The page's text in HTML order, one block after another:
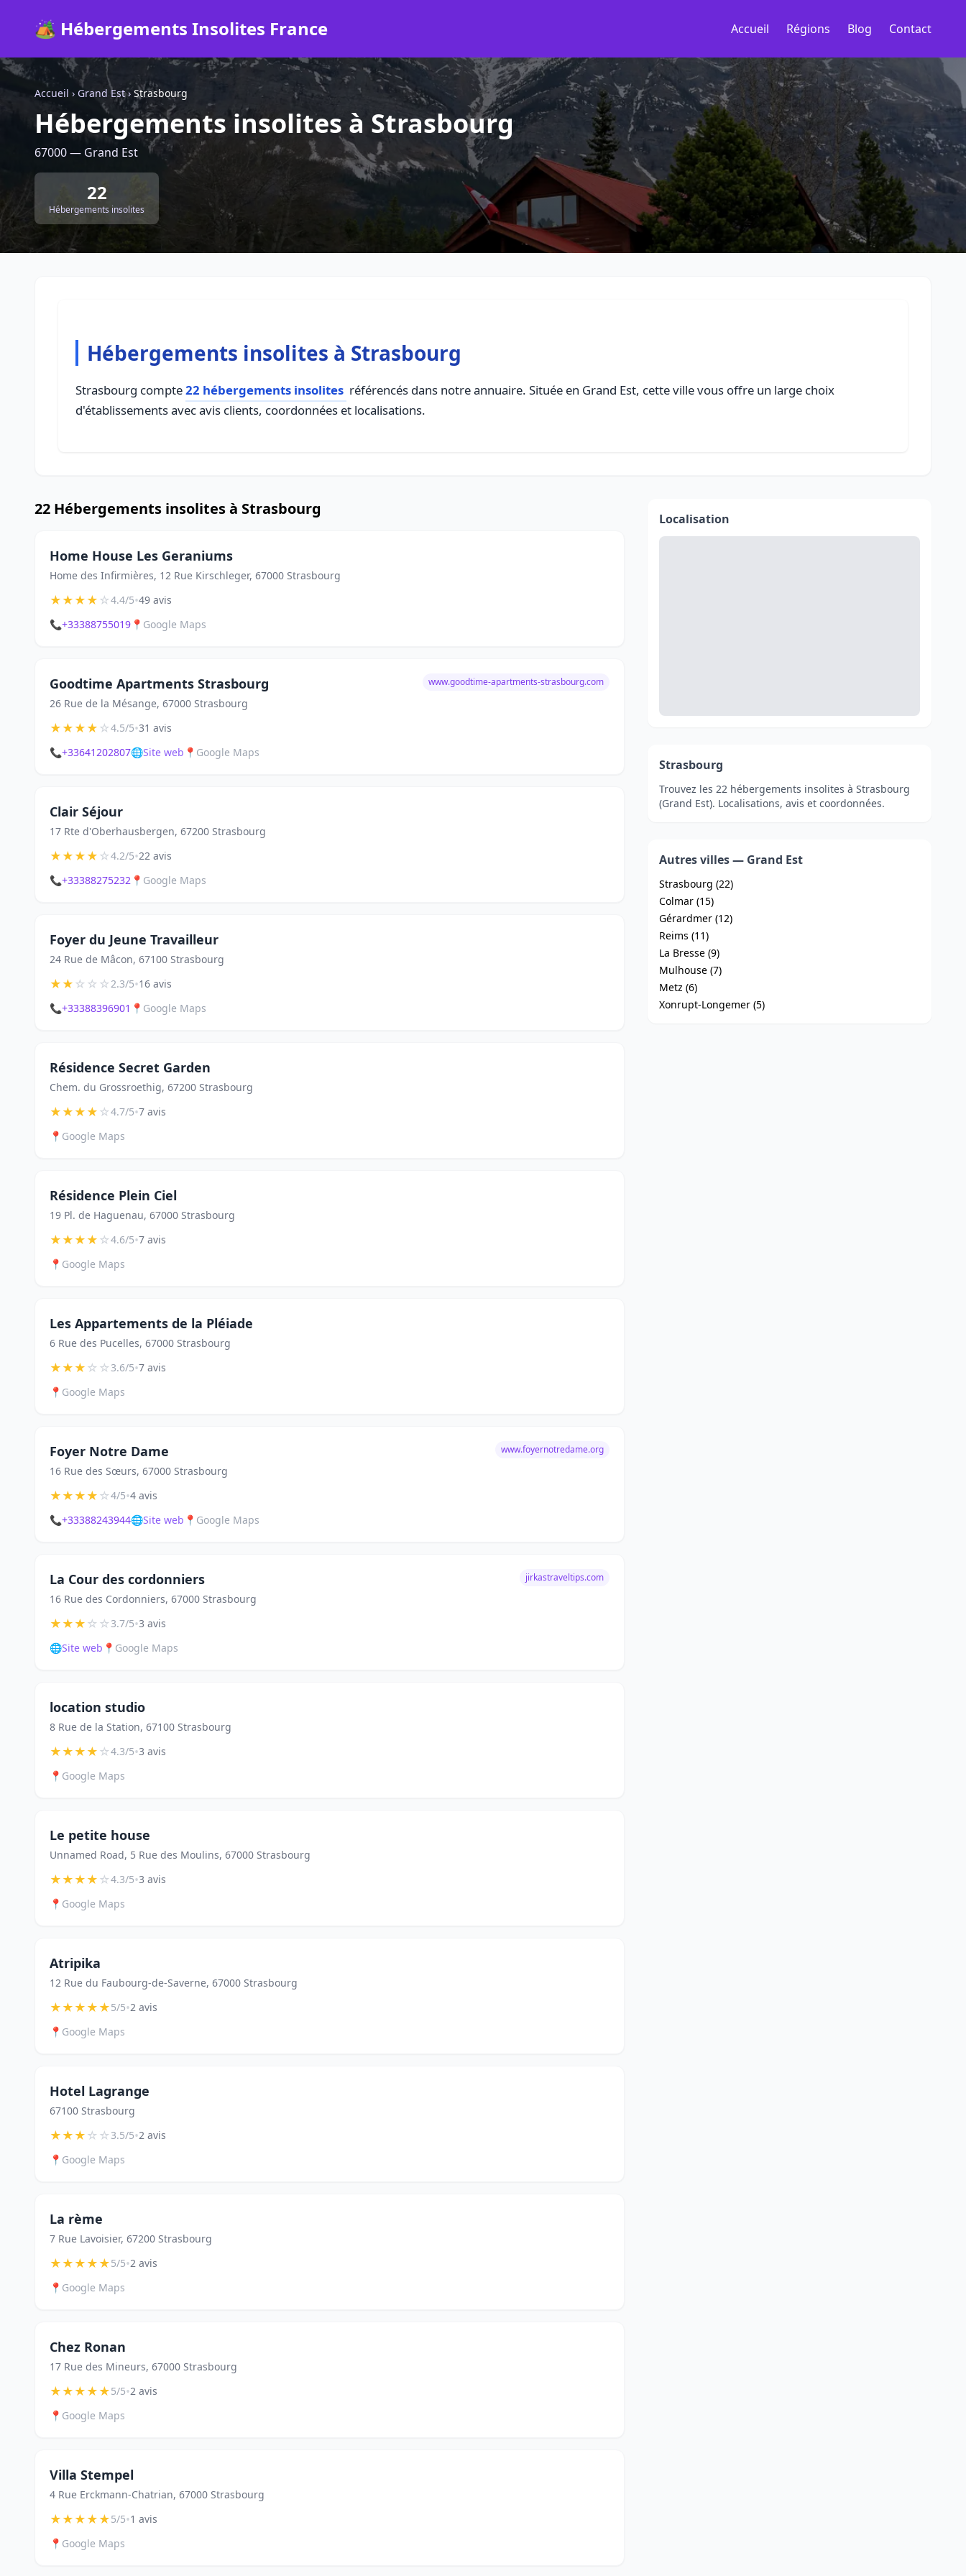
🏕️ Hébergements Insolites France Accueil Régions Blog Contact
Accueil › Grand Est›Strasbourg
Hébergements insolites à Strasbourg
67000 — Grand Est
22
Hébergements insolites
Hébergements insolites à Strasbourg
Strasbourg compte22 hébergements insolites référencés dans notre annuaire. Située en Grand Est, cette ville vous offre un large choix
d'établissements avec avis clients, coordonnées et localisations.
22 Hébergements insolites à Strasbourg
Home House Les Geraniums
Home des Infirmières, 12 Rue Kirschleger, 67000 Strasbourg
★★★★☆4.4/5•49 avis
📞+33388755019 📍 Google Maps
Goodtime Apartments Strasbourg
26 Rue de la Mésange, 67000 Strasbourg
www.goodtime-apartments-strasbourg.com
★★★★☆4.5/5•31 avis
📞+33641202807🌐Site web 📍 Google Maps
Clair Séjour
17 Rte d'Oberhausbergen, 67200 Strasbourg
★★★★☆4.2/5•22 avis
📞+33388275232 📍 Google Maps
Foyer du Jeune Travailleur
24 Rue de Mâcon, 67100 Strasbourg
★★☆☆☆2.3/5•16 avis
📞+33388396901 📍 Google Maps
Résidence Secret Garden
Chem. du Grossroethig, 67200 Strasbourg
★★★★☆4.7/5•7 avis
📍 Google Maps
Résidence Plein Ciel
19 Pl. de Haguenau, 67000 Strasbourg
★★★★☆4.6/5•7 avis
📍 Google Maps
Les Appartements de la Pléiade
6 Rue des Pucelles, 67000 Strasbourg
★★★☆☆3.6/5•7 avis
📍 Google Maps
Foyer Notre Dame
16 Rue des Sœurs, 67000 Strasbourg
www.foyernotredame.org
★★★★☆4/5•4 avis
📞+33388243944🌐Site web 📍 Google Maps
La Cour des cordonniers
16 Rue des Cordonniers, 67000 Strasbourg
jirkastraveltips.com
★★★☆☆3.7/5•3 avis
🌐Site web 📍 Google Maps
location studio
8 Rue de la Station, 67100 Strasbourg
★★★★☆4.3/5•3 avis
📍 Google Maps
Le petite house
Unnamed Road, 5 Rue des Moulins, 67000 Strasbourg
★★★★☆4.3/5•3 avis
📍 Google Maps
Atripika
12 Rue du Faubourg-de-Saverne, 67000 Strasbourg
★★★★★5/5•2 avis
📍 Google Maps
Hotel Lagrange
67100 Strasbourg
★★★☆☆3.5/5•2 avis
📍 Google Maps
La rème
7 Rue Lavoisier, 67200 Strasbourg
★★★★★5/5•2 avis
📍 Google Maps
Chez Ronan
17 Rue des Mineurs, 67000 Strasbourg
★★★★★5/5•2 avis
📍 Google Maps
Villa Stempel
4 Rue Erckmann-Chatrian, 67000 Strasbourg
★★★★★5/5•1 avis
📍 Google Maps
Localisation
Strasbourg
Trouvez les 22 hébergements insolites à Strasbourg
(Grand Est). Localisations, avis et coordonnées.
Autres villes — Grand Est
Strasbourg (22)
Colmar (15)
Gérardmer (12)
Reims (11)
La Bresse (9)
Mulhouse (7)
Metz (6)
Xonrupt-Longemer (5)